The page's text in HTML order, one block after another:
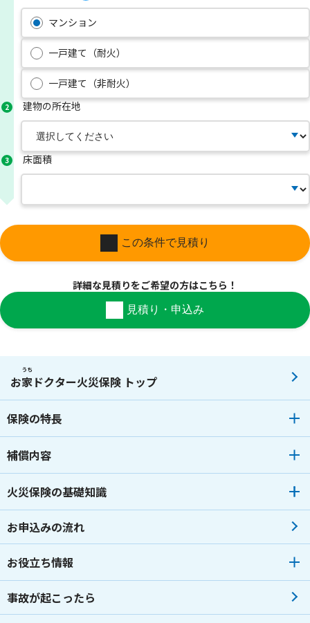
マンション
一戸建て（耐火）
一戸建て（非耐火）
2 建物の所在地
3 床面積
この条件で見積り
詳細な見積りをご希望の方はこちら！
見積り・申込み
お家
うち
ドクター火災保険 トップ
保険の特長
補償内容
火災保険の基礎知識
お申込みの流れ
お役立ち情報
事故が起こったら